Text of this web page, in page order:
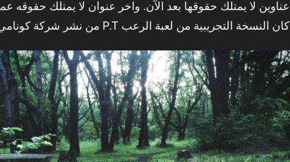
عناوين لا يمتلك حقوقها بعد الآن. واخر عنوان لا يمتلك حقوقه
كان النسخة التجريبية من لعبة الرعب P.T من نشر شركة كونامي.